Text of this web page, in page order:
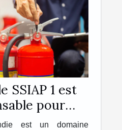
SSIAP 1 est
pour
la sécurité
est un domaine